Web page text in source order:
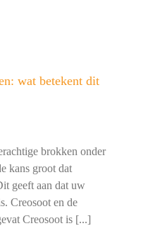
wat betekent dit
brokken onder
kans groot dat
geeft aan dat uw
Creosoot en de
Creosoot is [...]